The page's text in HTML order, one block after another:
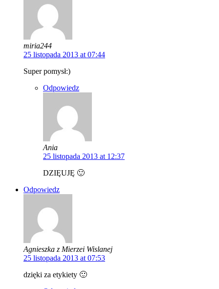
miria244
25 listopada 2013 at 07:44
Super pomysł:)
Odpowiedz
Ania
25 listopada 2013 at 12:37
DZIĘUJĘ 🙂
Odpowiedz
Agnieszka z Mierzei Wislanej
25 listopada 2013 at 07:53
dzięki za etykiety 🙂